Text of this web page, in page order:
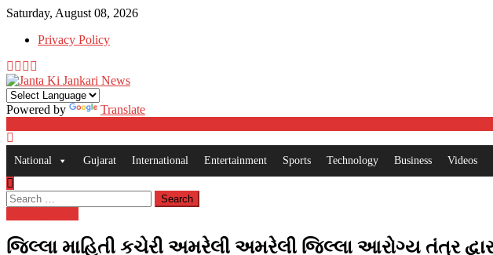
Skip
content
Saturday, August 08, 2026
Privacy Policy
Powered by Translate
National Gujarat International Entertainment Sports Technology Business Videos
Search
for:
જિલ્લા માહિતી કચેરી અમરેલી અમરેલી જિલ્લા આરોગ્ય તંત્ર